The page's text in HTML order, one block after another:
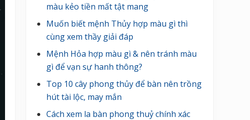
màu kẻo tiền mất tật mang
Muốn biết mệnh Thủy hợp màu gì thì
cùng xem thầy giải đáp
Mệnh Hỏa hợp màu gì & nên tránh màu
gì để vạn sự hanh thông?
Top 10 cây phong thủy để bàn nên trồng
hút tài lộc, may mắn
Cách xem la bàn phong thuỷ chính xác